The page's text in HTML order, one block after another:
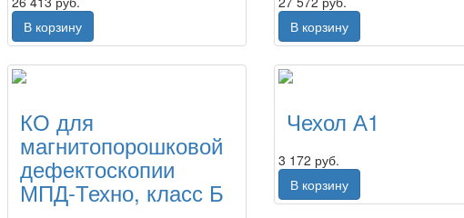
В корзину
В корзину
КО для
магнитопорошковой
дефектоскопии
МПД-Техно, класс Б
Чехол А1
3 172 руб.
В корзину